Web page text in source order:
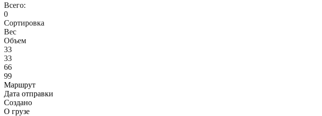
Всего:
0
Сортировка
Вес
Объем
33
33
66
99
Маршрут
Дата отправки
Создано
О грузе